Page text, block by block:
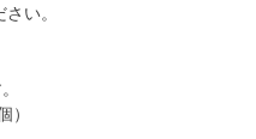
い。
）